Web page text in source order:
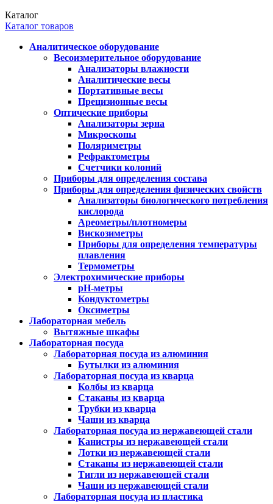
Каталог
Каталог товаров
Аналитическое оборудование
Весоизмерительное оборудование
Анализаторы влажности
Аналитические весы
Портативные весы
Прецизионные весы
Оптические приборы
Анализаторы зерна
Микроскопы
Поляриметры
Рефрактометры
Счетчики колоний
Приборы для определения состава
Приборы для определения физических свойств
Анализаторы биологического потребления
кислорода
Ареометры/плотномеры
Вискозиметры
Приборы для определения температуры
плавления
Термометры
Электрохимические приборы
pH-метры
Кондуктометры
Оксиметры
Лабораторная мебель
Вытяжные шкафы
Лабораторная посуда
Лабораторная посуда из алюминия
Бутылки из алюминия
Лабораторная посуда из кварца
Колбы из кварца
Стаканы из кварца
Трубки из кварца
Чаши из кварца
Лабораторная посуда из нержавеющей стали
Канистры из нержавеющей стали
Лотки из нержавеющей стали
Стаканы из нержавеющей стали
Тигли из нержавеющей стали
Чаши из нержавеющей стали
Лабораторная посуда из пластика